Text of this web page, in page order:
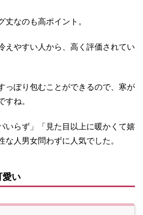
丈なのも高ポイント。
えやすい人から、高く評価されてい
っぽり包むことができるので、寒が
すね。
いらず」「見た目以上に暖かくて嬉
な人男女問わずに人気でした。
愛い